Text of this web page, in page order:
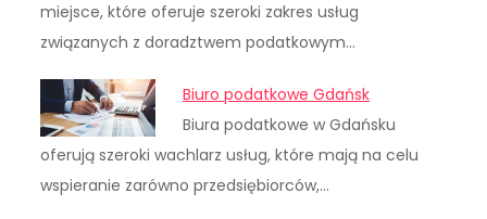
miejsce, które oferuje szeroki zakres usług
związanych z doradztwem podatkowym…
Biuro podatkowe Gdańsk
Biura podatkowe w Gdańsku
oferują szeroki wachlarz usług, które mają na celu
wspieranie zarówno przedsiębiorców,…